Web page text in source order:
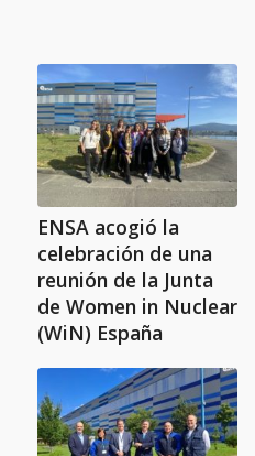
ENSA acogió la
celebración de una
reunión de la Junta
de Women in Nuclear
(WiN) España